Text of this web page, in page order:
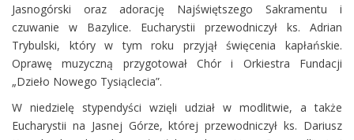
Jasnogórski oraz adorację Najświętszego Sakramentu i
czuwanie w Bazylice. Eucharystii przewodniczył ks. Adrian
Trybulski, który w tym roku przyjął święcenia kapłańskie.
Oprawę muzyczną przygotował Chór i Orkiestra Fundacji
„Dzieło Nowego Tysiąclecia”.
W niedzielę stypendyści wzięli udział w modlitwie, a także
Eucharystii na Jasnej Górze, której przewodniczył ks. Dariusz